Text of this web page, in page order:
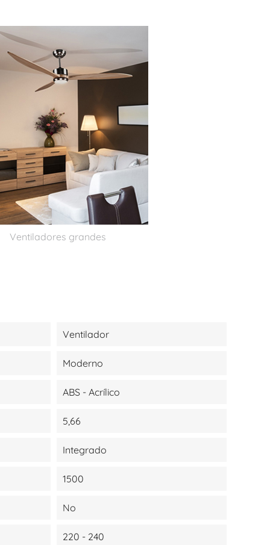
Ventiladores grandes
Ventilador
Moderno
ABS - Acrílico
5,66
Integrado
1500
No
220 - 240